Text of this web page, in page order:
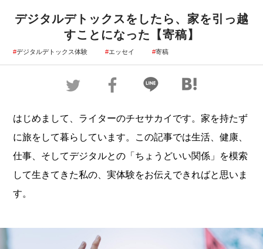
デジタルデトックスをしたら、家を引っ越
すことになった【寄稿】
デジタルデトックス体験 エッセイ 寄稿
はじめまして、ライターのチセサカイです。家を持たず
に旅をして暮らしています。この記事では生活、健康、
仕事、そしてデジタルとの「ちょうどいい関係」を模索
して生きてきた私の、実体験をお伝えできればと思いま
す。